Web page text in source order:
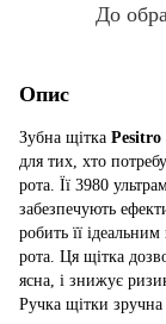
До
Опис
Зубна щітка Pesitro
для тих, хто
рота. Її 3980
забезпечують
робить її
рота. Ця щітка
ясна, і знижує
Ручка щітки зручна